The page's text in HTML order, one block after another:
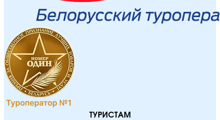
ТУРИСТАМ